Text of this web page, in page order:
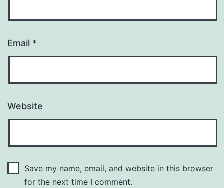
Email *
Website
Save my name, email, and website in this browser
for the next time I comment.